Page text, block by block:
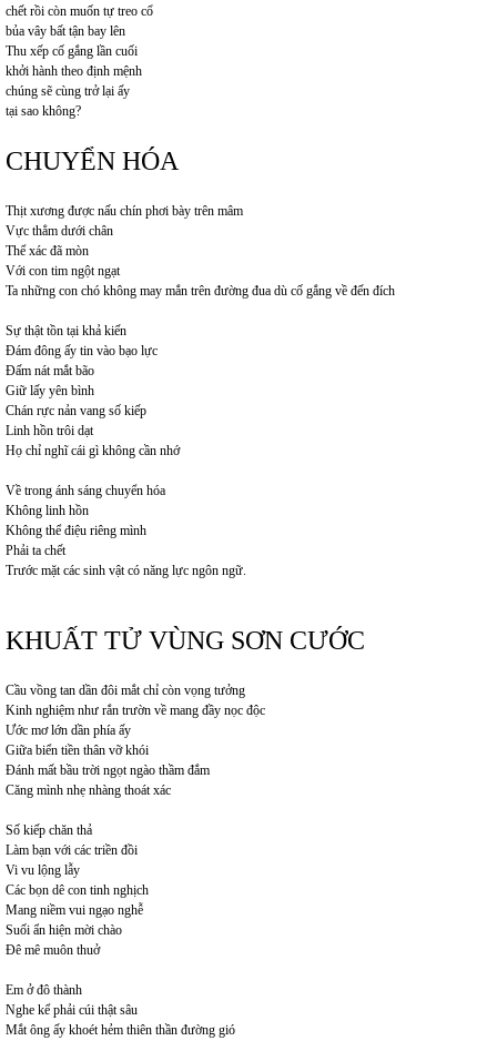
chết rồi còn muốn tự treo cổ
bủa vây bất tận bay lên
Thu xếp cố gắng lần cuối
khởi hành theo định mệnh
chúng sẽ cùng trở lại ấy
tại sao không?
CHUYỂN HÓA
Thịt xương được nấu chín phơi bày trên mâm
Vực thẳm dưới chân
Thể xác đã mòn
Với con tim ngột ngạt
Ta những con chó không may mắn trên đường đua dù cố gắng về đến đích
Sự thật tồn tại khả kiến
Đám đông ấy tin vào bạo lực
Đấm nát mắt bão
Giữ lấy yên bình
Chán rực nản vang số kiếp
Linh hồn trôi dạt
Họ chỉ nghĩ cái gì không cần nhớ
Về trong ánh sáng chuyển hóa
Không linh hồn
Không thể điệu riêng mình
Phải ta chết
Trước mặt các sinh vật có năng lực ngôn ngữ.
KHUẤT TỬ VÙNG SƠN CƯỚC
Cầu vồng tan dần đôi mắt chỉ còn vọng tưởng
Kinh nghiệm như rắn trườn về mang đầy nọc độc
Ước mơ lớn dần phía ấy
Giữa biển tiền thân vỡ khói
Đánh mất bầu trời ngọt ngào thầm đắm
Căng mình nhẹ nhàng thoát xác
Số kiếp chăn thả
Làm bạn với các triền đồi
Vi vu lộng lẫy
Các bọn dê con tinh nghịch
Mang niềm vui ngạo nghễ
Suối ẩn hiện mời chào
Đê mê muôn thuở
Em ở đô thành
Nghe kể phải cúi thật sâu
Mắt ông ấy khoét hẻm thiên thần đường gió